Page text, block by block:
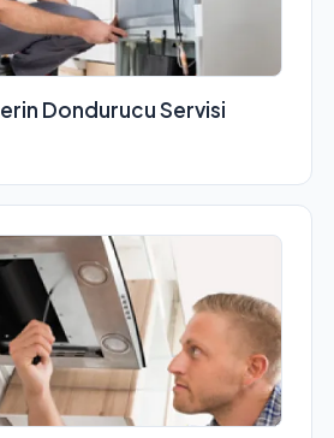
Dondurucu Servisi